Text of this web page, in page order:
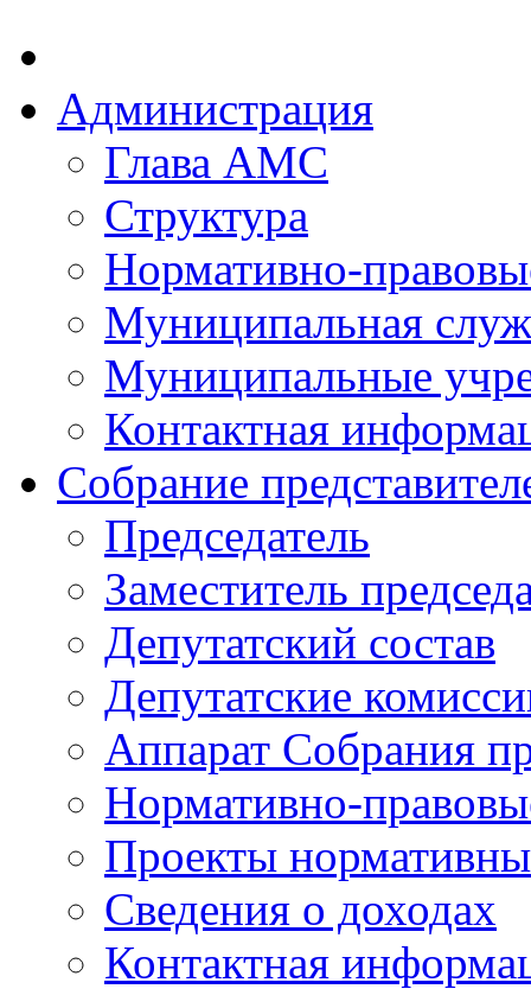
Администрация
Глава АМС
Структура
Нормативно-
Муниципальная
Муниципальные
Контактная
Собрание
Председатель
Заместитель
Депутатский состав
Депутатские
Аппарат Собрания
Нормативно-
Проекты
Сведения о доходах
Контактная